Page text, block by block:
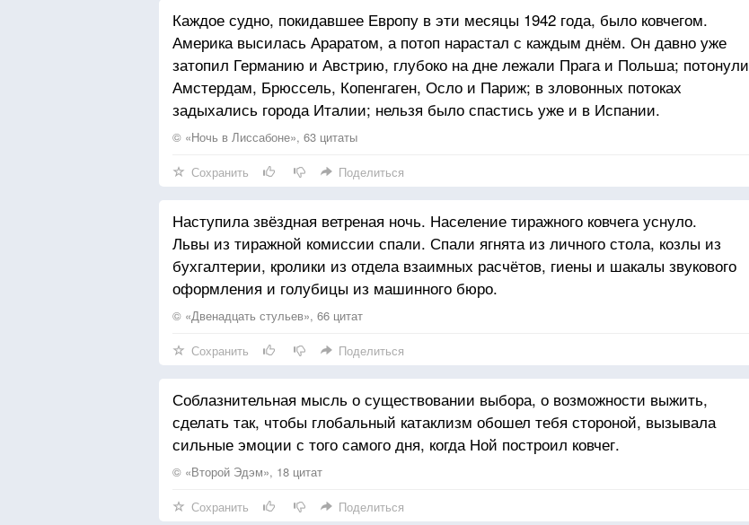
Каждое судно, покидавшее Европу в эти месяцы 1942 года, было ковчегом.
Америка высилась Араратом, а потоп нарастал с каждым днём. Он давно уже
затопил Германию и Австрию, глубоко на дне лежали Прага и Польша; потонули
Амстердам, Брюссель, Копенгаген, Осло и Париж; в зловонных потоках
задыхались города Италии; нельзя было спастись уже и в Испании.
© «Ночь в Лиссабоне», 63 цитаты
Сохранить Поделиться
Наступила звёздная ветреная ночь. Население тиражного ковчега уснуло.
Львы из тиражной комиссии спали. Спали ягнята из личного стола, козлы из
бухгалтерии, кролики из отдела взаимных расчётов, гиены и шакалы звукового
оформления и голубицы из машинного бюро.
© «Двенадцать стульев», 66 цитат
Сохранить Поделиться
Соблазнительная мысль о существовании выбора, о возможности выжить,
сделать так, чтобы глобальный катаклизм обошел тебя стороной, вызывала
сильные эмоции с того самого дня, когда Ной построил ковчег.
© «Второй Эдэм», 18 цитат
Сохранить Поделиться